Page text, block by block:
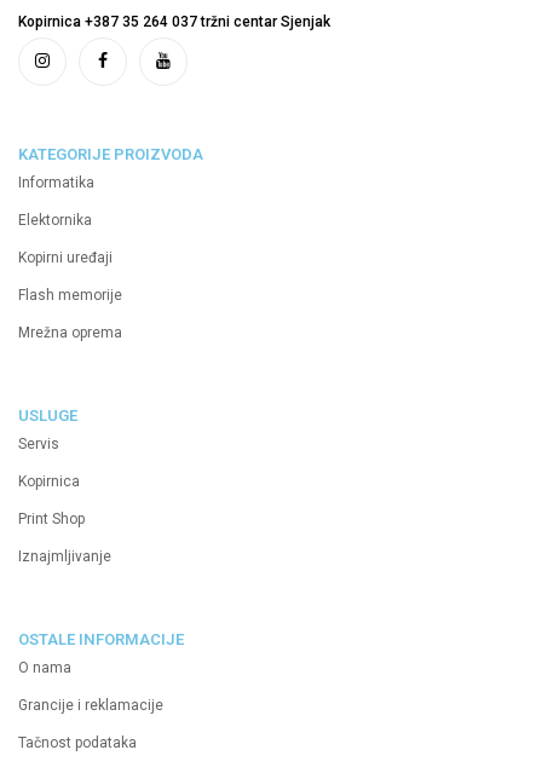
Kopirnica +387 35 264 037 tržni centar Sjenjak
KATEGORIJE PROIZVODA
Informatika
Elektornika
Kopirni uređaji
Flash memorije
Mrežna oprema
USLUGE
Servis
Kopirnica
Print Shop
Iznajmljivanje
OSTALE INFORMACIJE
O nama
Grancije i reklamacije
Tačnost podataka